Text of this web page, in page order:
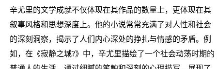
辛尤里的文学成就不仅体现在其作品的数量上，更体现在其
叙事风格和思想深度上。他的小说常常充满了对人性和社会
的深刻洞察，揭示了人们内心深处的挣扎与情感的矛盾。例
如，在《寂静之城?》中，辛尤里描绘了一个社会动荡时期的